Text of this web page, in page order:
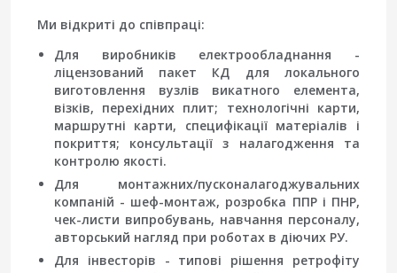
Ми відкриті до співпраці:
Для виробників електрообладнання -
ліцензований пакет КД для локального
виготовлення вузлів викатного елемента,
візків, перехідних плит; технологічні карти,
маршрутні карти, специфікації матеріалів і
покриття; консультації з налагодження та
контролю якості.
Для монтажних/пусконалагоджувальних
компаній - шеф-монтаж, розробка ППР і ПНР,
чек-листи випробувань, навчання персоналу,
авторський нагляд при роботах в діючих РУ.
Для інвесторів - типові рішення ретрофіту